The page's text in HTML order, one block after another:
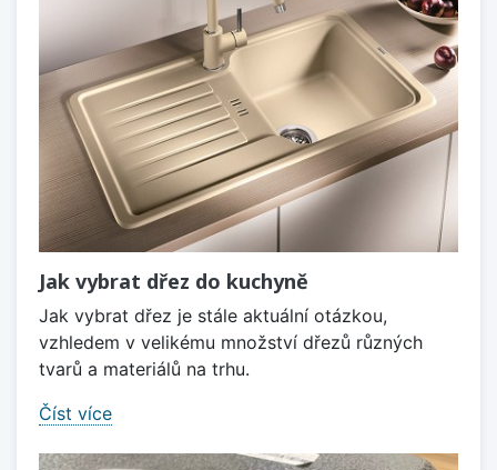
Jak vybrat dřez do kuchyně
Jak vybrat dřez je stále aktuální otázkou,
vzhledem v velikému množství dřezů různých
tvarů a materiálů na trhu.
Číst více